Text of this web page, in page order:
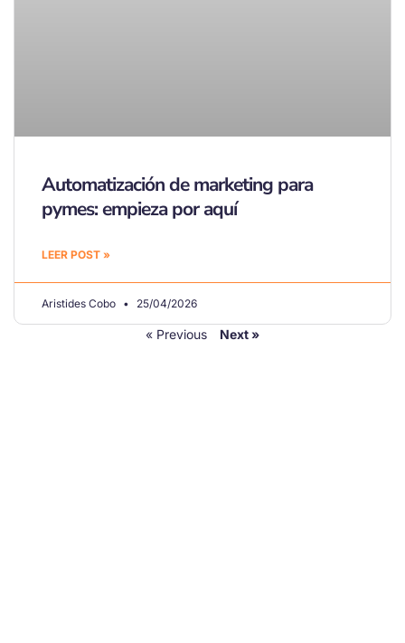
Automatización de marketing para
pymes: empieza por aquí
LEER POST »
Aristides Cobo 25/04/2026
« Previous Next »